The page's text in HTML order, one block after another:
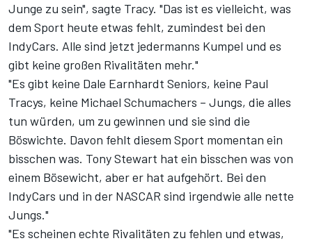
Junge zu sein", sagte Tracy. "Das ist es vielleicht, was
dem Sport heute etwas fehlt, zumindest bei den
IndyCars. Alle sind jetzt jedermanns Kumpel und es
gibt keine großen Rivalitäten mehr."
"Es gibt keine Dale Earnhardt Seniors, keine Paul
Tracys, keine Michael Schumachers – Jungs, die alles
tun würden, um zu gewinnen und sie sind die
Böswichte. Davon fehlt diesem Sport momentan ein
bisschen was. Tony Stewart hat ein bisschen was von
einem Bösewicht, aber er hat aufgehört. Bei den
IndyCars und in der NASCAR sind irgendwie alle nette
Jungs."
"Es scheinen echte Rivalitäten zu fehlen und etwas,